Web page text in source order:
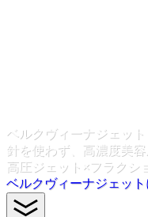
ベルクヴィーナジェット
針を使わず、高濃度美容
高圧ジェット×フラクシ
ベルクヴィーナジェッ